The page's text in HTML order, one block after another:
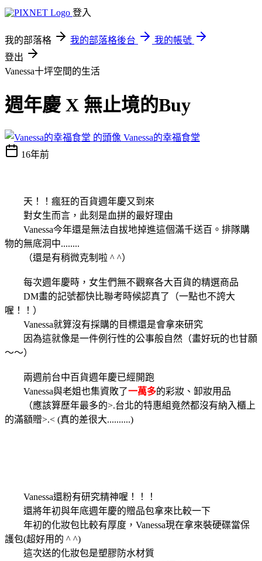
登入
我的部落格 我的部落格後台
我的帳號
登出
Vanessa十坪空間的生活
週年慶 X 無止境的Buy
Vanessa的幸福食堂
16年前
天！！瘋狂的百貨週年慶又到來
對女生而言，此刻是血拼的最好理由
Vanessa今年還是無法自拔地掉進這個滿千送百。排隊購
物的無底洞中........
（還是有稍微克制啦 ^ ^）
每次週年慶時，女生們無不觀察各大百貨的精選商品
DM畫的記號都快比聯考時候認真了（一點也不誇大
喔！！）
Vanessa就算沒有採購的目標還是會拿來研究
因為這就像是一件例行性的公事般自然（畫好玩的也甘願
～～）
兩週前台中百貨週年慶已經開跑
Vanessa與老姐也集資敗了一萬多的彩妝、卸妝用品
（應該算歷年最多的>.台北的特惠組竟然都沒有納入櫃上
的滿額贈>.< (真的差很大..........)
Vanessa還粉有研究精神喔！！！
還將年初與年底週年慶的贈品包拿來比較一下
年初的化妝包比較有厚度，Vanessa現在拿來裝硬碟當保
護包(超好用的 ^ ^)
這次送的化妝包是塑膠防水材質